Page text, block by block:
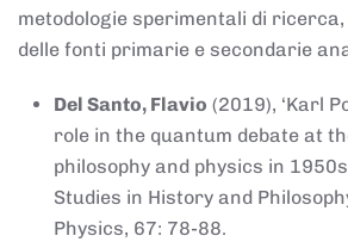
metodologie sperimentali di
delle fonti primarie e secondarie
Del Santo, Flavio (2019), ‘Karl
role in the quantum debate at
philosophy and physics in
Studies in History and
Physics, 67: 78-88.